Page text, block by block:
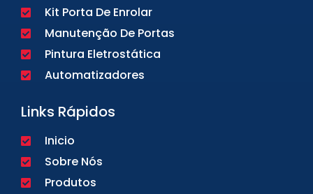
Kit Porta De Enrolar
Manutenção De Portas
Pintura Eletrostática
Automatizadores
Links Rápidos
Inicio
Sobre Nós
Produtos